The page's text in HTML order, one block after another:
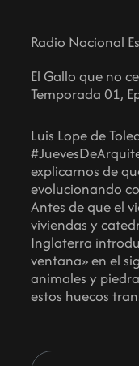
Radio Nacional
El Gallo que no
Temporada 01,
Luis Lope de
explicarnos de
evolucionando
Antes de que el
viviendas y
Inglaterra
ventana» en el
animales y
estos huecos